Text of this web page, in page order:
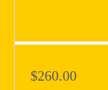
$260.00